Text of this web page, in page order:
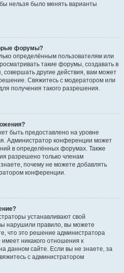
нельзя было менять варианты
форумы?
определённым пользователям или
такие форумы, создавать в
другие действия, вам может
Свяжитесь с модератором или
получения такого разрешения.
быть предоставлено на уровне
Администратор конференции может
в определённых форумах. Также
разрешено только членам
почему не можете добавлять
конференции.
устанавливают свой
нарушили правило, вы можете
что это решение администратора
никакого отношения к
данном сайте. Если вы не знаете, за
с администратором